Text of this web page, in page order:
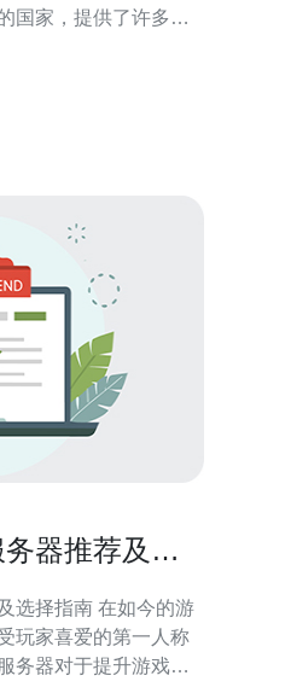
国家，提供了许多高
最便宜”的选择，成为
器推荐及选
选择指南 在如今的游
玩家喜爱的第一人称
务器对于提升游戏体